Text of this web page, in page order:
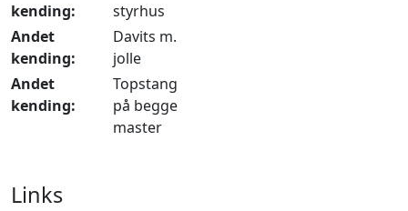
kending:
styrhus
Andet
kending:
Davits m.
jolle
Andet
kending:
Topstang
på begge
master
Links